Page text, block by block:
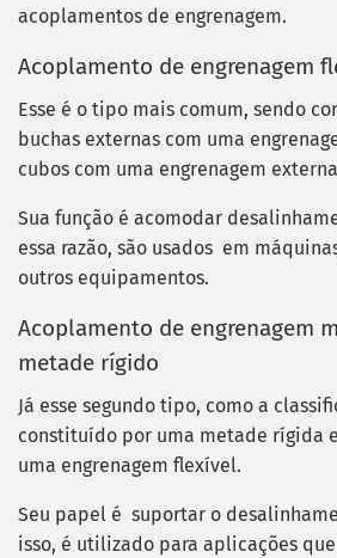
acoplamentos de engrenagem.
Acoplamento de engrenagem
Esse é o tipo mais comum, sendo
buchas externas com uma
cubos com uma engrenagem
Sua função é acomodar
essa razão, são usados em
outros equipamentos.
Acoplamento de engrenagem
metade rígido
Já esse segundo tipo, como a
constituído por uma metade rígida
uma engrenagem flexível.
Seu papel é suportar o
isso, é utilizado para aplicações